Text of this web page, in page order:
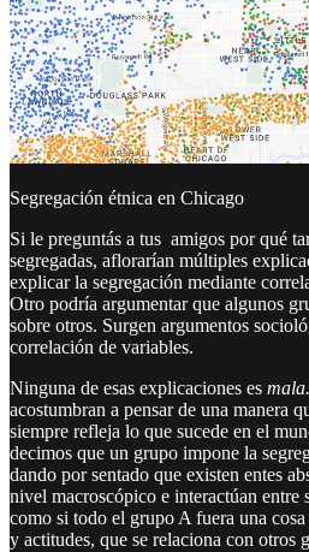
Segregación étnica en Chicago
Si le preguntás a tus amigos por qué
segregadas, aflorarían múltiples
explicar la segregación mediante
Otro podría argumentar que algunos
sobre otros. Surgen argumentos
correlación de variables.
Ninguna de esas explicaciones es mala.
acostumbran a pensar de una manera
siempre refleja lo que sucede en el
decimos que un grupo impone la
dando por sentado que existen entes
nivel macroscópico e interactúan entre
como si todo el grupo A fuera una
y actitudes, que se relaciona con otros